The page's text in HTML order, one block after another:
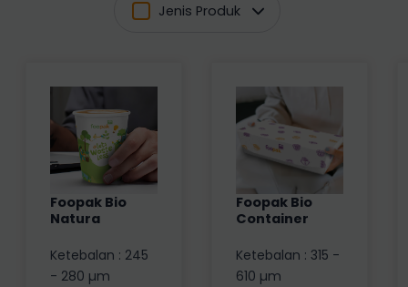
Jenis Produk
Foopak Bio
Natura
Ketebalan : 245
- 280 µm
Foopak Bio
Container
Ketebalan : 315 -
610 µm